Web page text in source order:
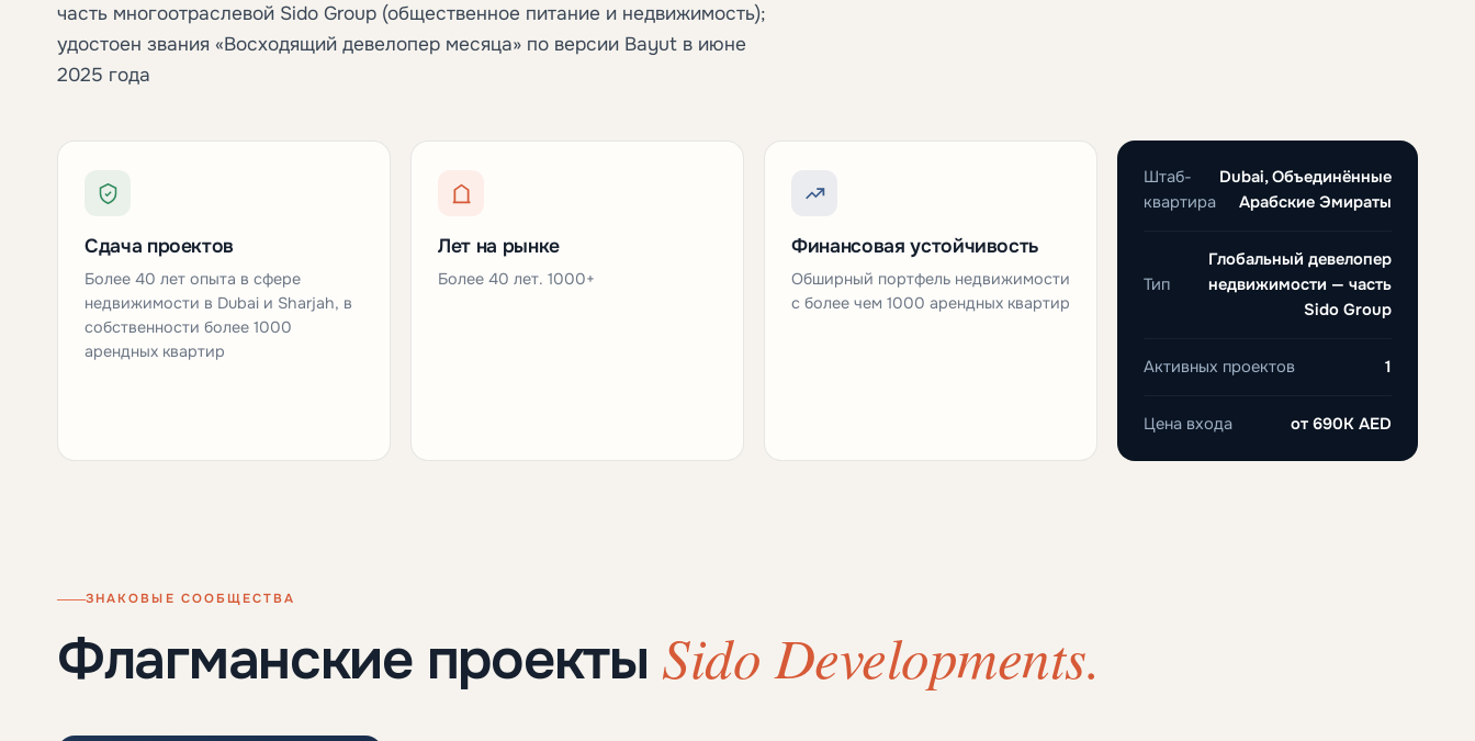
часть многоотраслевой Sido Group (общественное питание и недвижимость);
удостоен звания «Восходящий девелопер месяца» по версии Bayut в июне
2025 года
Сдача проектов
Более 40 лет опыта в сфере
недвижимости в Dubai и Sharjah, в
собственности более 1000
арендных квартир
Лет на рынке
Более 40 лет. 1000+
Финансовая устойчивость
Обширный портфель недвижимости
с более чем 1000 арендных квартир
Штаб-
квартира
Dubai, Объединённые
Арабские Эмираты
Тип
Глобальный девелопер
недвижимости — часть
Sido Group
Активных проектов 1
Цена входа от 690K AED
ЗНАКОВЫЕ СООБЩЕСТВА
Флагманские проекты Sido Developments.